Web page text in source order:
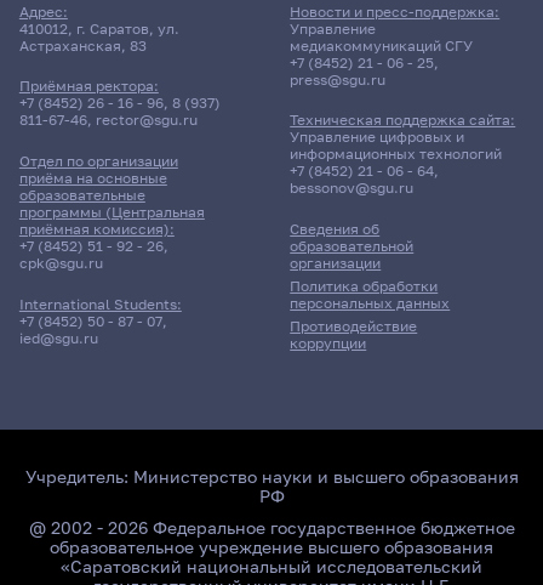
Поиск по темам
Поиск по ключевым словам
Главные
Адрес:
410012, г. Саратов, ул.
Астраханская, 83
Приёмная ректора:
+7 (8452) 26 - 16 - 96, 8 (937)
811-67-46, rector@sgu.ru
Отдел по организации
приёма на основные
образовательные
программы (Центральная
приёмная комиссия):
+7 (8452) 51 - 92 - 26,
cpk@sgu.ru
International Students:
+7 (8452) 50 - 87 - 07,
ied@sgu.ru
Сведения об
образовательной
организации
Политика обработки
персональных данных
Противодействие
коррупции
Новости и пресс-поддержка:
Управление
медиакоммуникаций СГУ
+7 (8452) 21 - 06 - 25,
press@sgu.ru
Техническая поддержка сайта:
Управление цифровых и
информационных технологий
+7 (8452) 21 - 06 - 64,
bessonov@sgu.ru
Учредитель: Министерство науки и высшего образования
РФ
@ 2002 - 2026 Федеральное государственное бюджетное
образовательное учреждение высшего образования
«Саратовский национальный исследовательский